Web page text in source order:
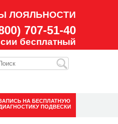
ЛОЯЛЬНОСТИ
707-51-40
бесплатный
НА БЕСПЛАТНУЮ
ПОДВЕСКИ